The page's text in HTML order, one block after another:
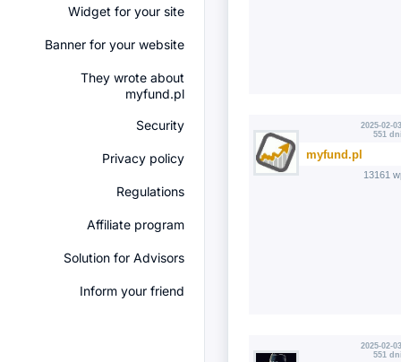
Widget for your site
Banner for your website
They wrote about
myfund.pl
Security
Privacy policy
Regulations
Affiliate program
Solution for Advisors
Inform your friend
2025-02-
551
myfund.pl
13161
2025-02-
551